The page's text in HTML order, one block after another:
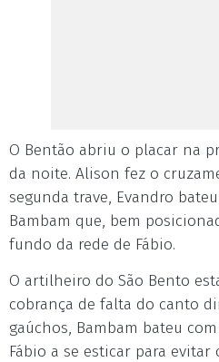
O Bentão abriu o placar na
da noite. Alison fez o
segunda trave, Evandro
Bambam que, bem
fundo da rede de Fábio.
O artilheiro do São Bento
cobrança de falta do canto
gaúchos, Bambam bateu
Fábio a se esticar para evitar